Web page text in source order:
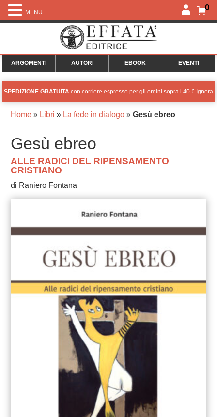
0
ARGOMENTI AUTORI EBOOK EVENTI
SPEDIZIONE GRATUITA con corriere espresso per gli ordini sopra i 40 € Ignora
Home» Libri » La fede in dialogo» Gesù ebreo
Gesù ebreo
ALLE RADICI DEL RIPENSAMENTO
CRISTIANO
di Raniero Fontana
MENU